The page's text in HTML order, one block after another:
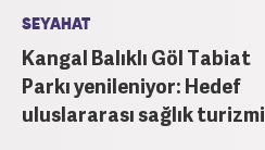
SEYAHAT
Kangal Balıklı Göl Tabiat
Parkı yenileniyor: Hedef
uluslararası sağlık turizmi